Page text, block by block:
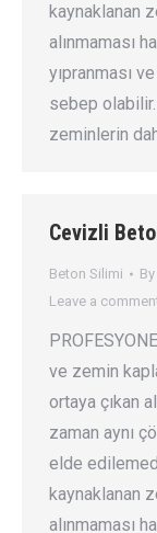
kaynaklanan
alınmaması
yıpranması
sebep
zeminlerin
Cevizli
Beton Silimi By
Leave a
ve zemin
ortaya çıkan
zaman aynı
elde
kaynaklanan
alınmaması